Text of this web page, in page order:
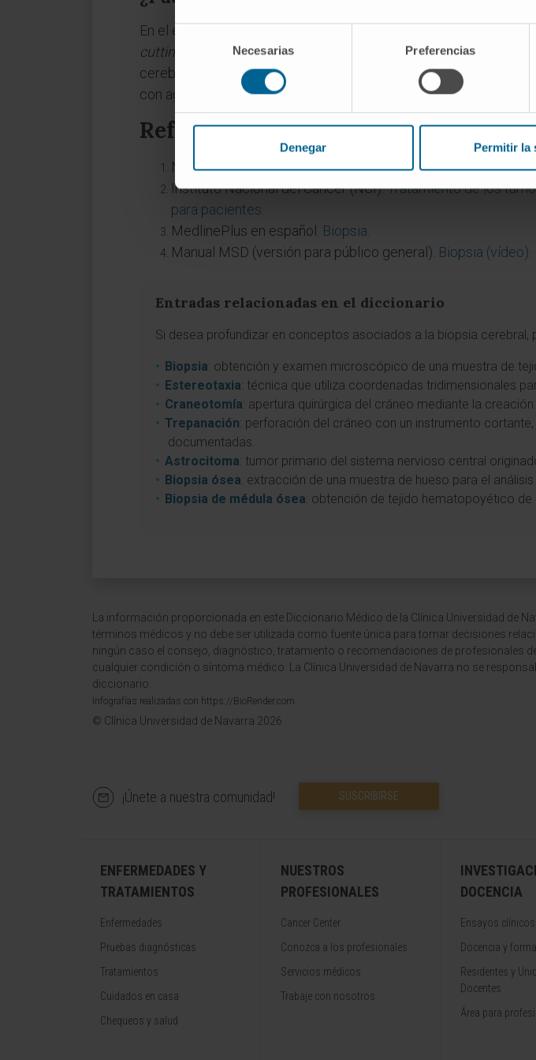
Selección
de
consentimiento
Necesarias Preferencias
Denegar Permitir la
En el encéfalo se emplea habitualmente una aguja de biopsia
cutting
), no la aguja fina de aspiración que se usa en tiroides o
cerebrales, especialmente los gliomas, el patólogo necesita
con aguja fina rara vez aporta material suficiente para ello.
Referencias
National Institute of Neurological Disorders and Stroke
Instituto Nacional del Cáncer (NCI).Tratamiento de los
para pacientes
MedlinePlus en español. Biopsia
Manual MSD (versión para público general). Biopsia (vídeo)
Entradas relacionadas en el diccionario
Si desea profundizar en conceptos asociados a la biopsia
Biopsia: obtención y examen microscópico de una muestra de
Estereotaxia: técnica que utiliza coordenadas tridimensionales
Craneotomía: apertura quirúrgica del cráneo mediante la
Trepanación: perforación del cráneo con un instrumento
documentadas.
Astrocitoma: tumor primario del sistema nervioso central
Biopsia ósea: extracción de una muestra de hueso para el
Biopsia de médula ósea: obtención de tejido hematopoyético
La información proporcionada en este Diccionario Médico de la Clínica Universidad de
términos médicos y no debe ser utilizada como fuente única para tomar decisiones
ningún caso el consejo, diagnóstico, tratamiento o recomendaciones de profesionales
cualquier condición o síntoma médico. La Clínica Universidad de Navarra no se
diccionario.
Infografías realizadas con https://BioRender.com
© Clínica Universidad de Navarra 2026
¡Únete a nuestra comunidad! SUSCRIBIRSE
ENFERMEDADES Y
TRATAMIENTOS
Enfermedades
Pruebas diagnósticas
Tratamientos
Cuidados en casa
Chequeos y salud
NUESTROS
PROFESIONALES
Cancer Center
Conozca a los profesionales
Servicios médicos
Trabaje con nosotros
DOCENCIA
Ensayos clínicos
Docencia y
Residentes y
Docentes
Área para